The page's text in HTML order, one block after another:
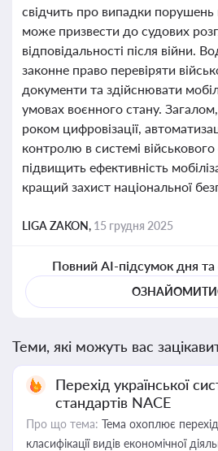
свідчить про випадки
може призвести до судових
відповідальності після війни.
законне право перевіряти
документи та здійснювати
умовах воєнного стану.
роком цифровізації,
контролю в системі
підвищить ефективність
кращий захист національної
LIGA ZAKON, 15 грудня 2025
Повний AI-підсумок дня та
Теми, які можуть вас
Перехід української
стандартів NACE
Про що тема: Тема охоплює
класифікації видів економічної